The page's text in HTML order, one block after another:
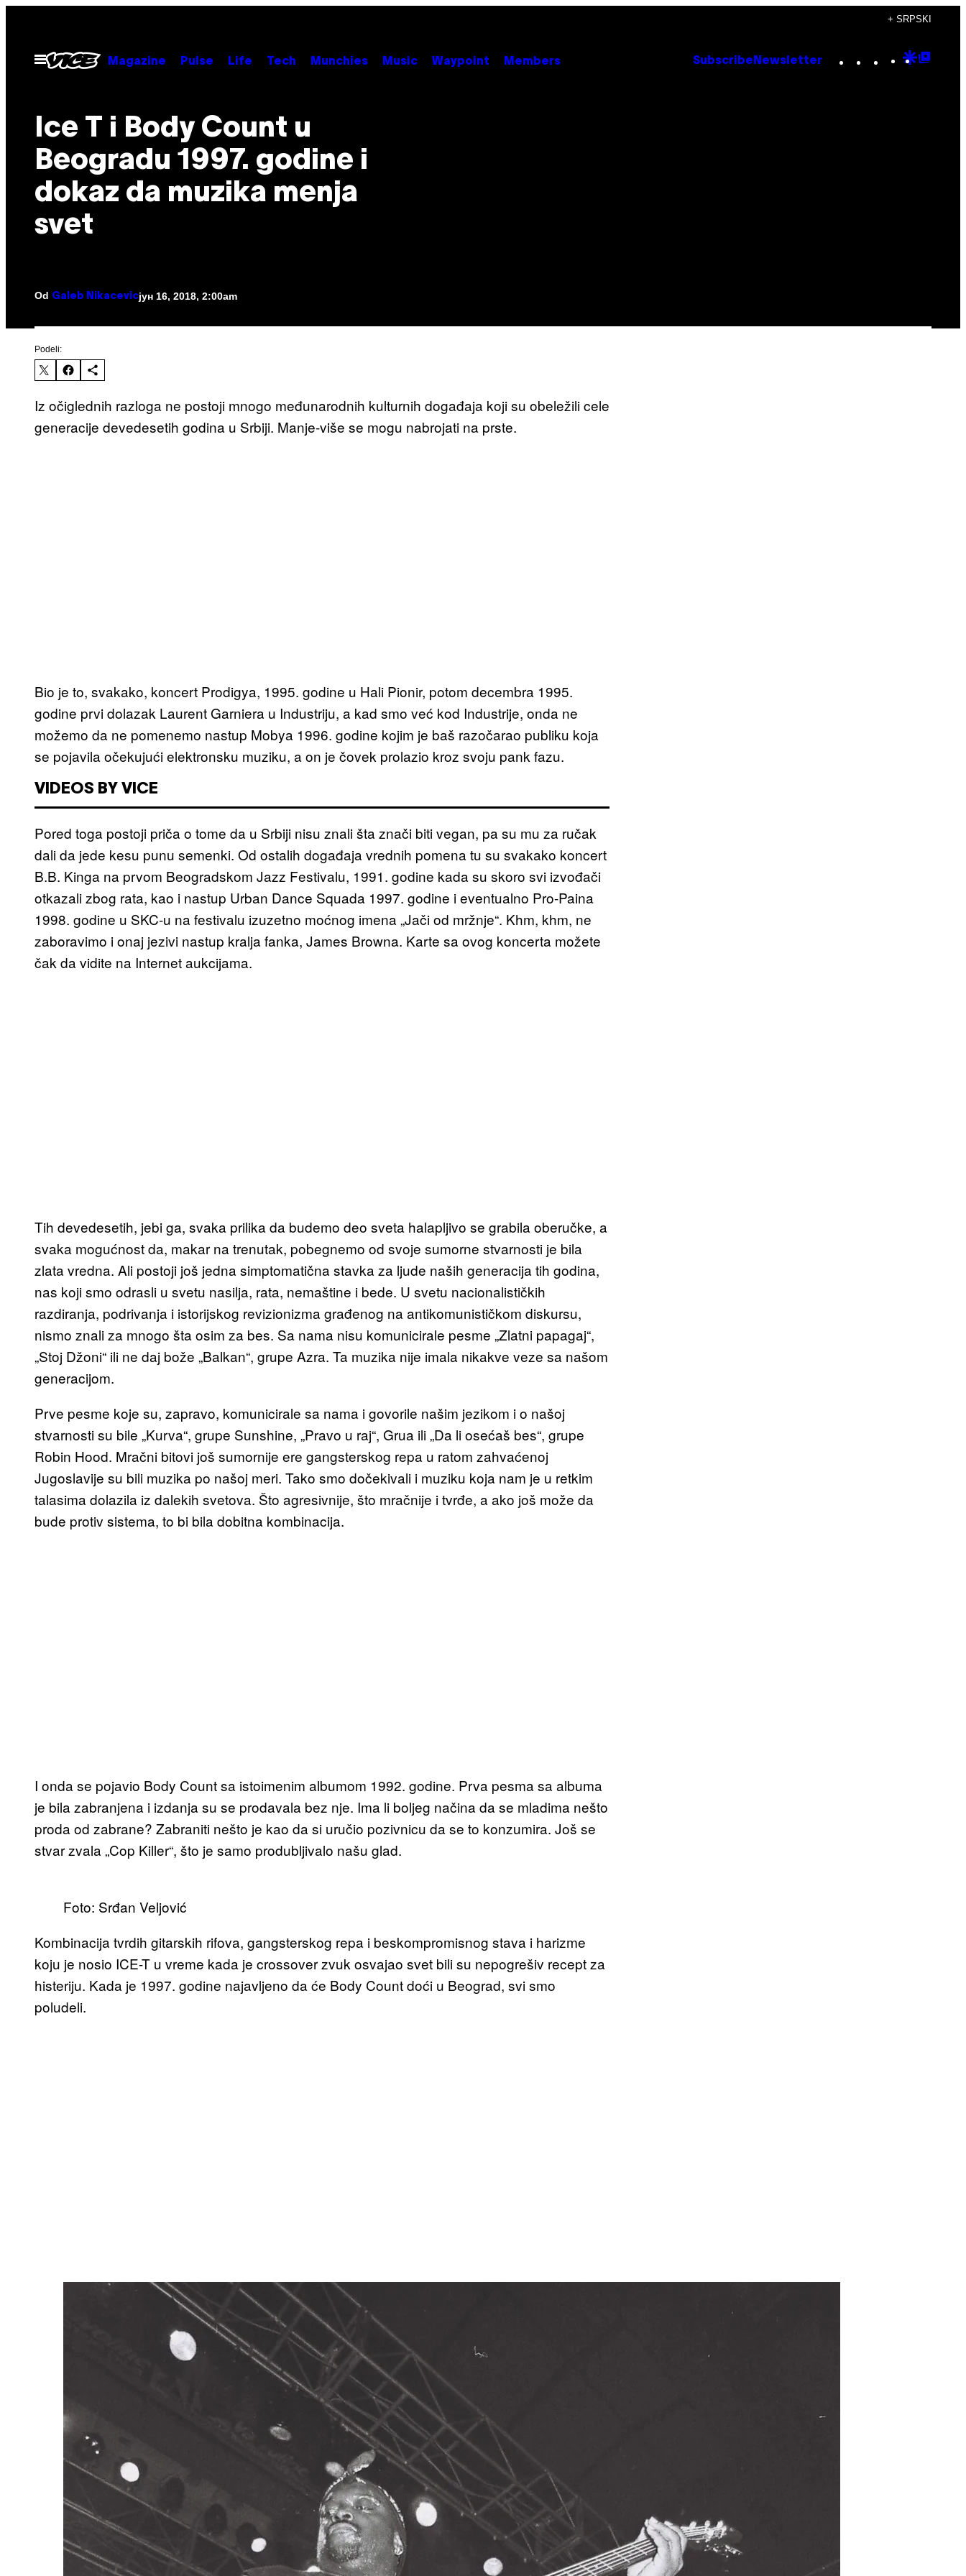
садржај
+ SRPSKI
Otvori
Meni
Magazine Pulse Life Tech Munchies Music Waypoint Members Subscribe Newsletter Instagram
TikTok
YouTube
Google
Ice T i Body Count u
Beogradu 1997. godine i
dokaz da muzika menja
svet
Od Galeb Nikacevicјун 16, 2018, 2:00am
Podeli:
Iz očiglednih razloga ne postoji mnogo međunarodnih kulturnih događaja koji su obeležili cele
generacije devedesetih godina u Srbiji. Manje-više se mogu nabrojati na prste.
Bio je to, svakako, koncert Prodigya, 1995. godine u Hali Pionir, potom decembra 1995.
godine prvi dolazak Laurent Garniera u Industriju, a kad smo već kod Industrije, onda ne
možemo da ne pomenemo nastup Mobya 1996. godine kojim je baš razočarao publiku koja
se pojavila očekujući elektronsku muziku, a on je čovek prolazio kroz svoju pank fazu.
VIDEOS BY VICE
Pored toga postoji priča o tome da u Srbiji nisu znali šta znači biti vegan, pa su mu za ručak
dali da jede kesu punu semenki. Od ostalih događaja vrednih pomena tu su svakako koncert
B.B. Kinga na prvom Beogradskom Jazz Festivalu, 1991. godine kada su skoro svi izvođači
otkazali zbog rata, kao i nastup Urban Dance Squada 1997. godine i eventualno Pro-Paina
1998. godine u SKC-u na festivalu izuzetno moćnog imena „Jači od mržnje“. Khm, khm, ne
zaboravimo i onaj jezivi nastup kralja fanka, James Browna. Karte sa ovog koncerta možete
čak da vidite na Internet aukcijama.
Tih devedesetih, jebi ga, svaka prilika da budemo deo sveta halapljivo se grabila oberučke, a
svaka mogućnost da, makar na trenutak, pobegnemo od svoje sumorne stvarnosti je bila
zlata vredna. Ali postoji još jedna simptomatična stavka za ljude naših generacija tih godina,
nas koji smo odrasli u svetu nasilja, rata, nemaštine i bede. U svetu nacionalističkih
razdiranja, podrivanja i istorijskog revizionizma građenog na antikomunističkom diskursu,
nismo znali za mnogo šta osim za bes. Sa nama nisu komunicirale pesme „Zlatni papagaj“,
„Stoj Džoni“ ili ne daj bože „Balkan“, grupe Azra. Ta muzika nije imala nikakve veze sa našom
generacijom.
Prve pesme koje su, zapravo, komunicirale sa nama i govorile našim jezikom i o našoj
stvarnosti su bile „Kurva“, grupe Sunshine, „Pravo u raj“, Grua ili „Da li osećaš bes“, grupe
Robin Hood. Mračni bitovi još sumornije ere gangsterskog repa u ratom zahvaćenoj
Jugoslavije su bili muzika po našoj meri. Tako smo dočekivali i muziku koja nam je u retkim
talasima dolazila iz dalekih svetova. Što agresivnije, što mračnije i tvrđe, a ako još može da
bude protiv sistema, to bi bila dobitna kombinacija.
I onda se pojavio Body Count sa istoimenim albumom 1992. godine. Prva pesma sa albuma
je bila zabranjena i izdanja su se prodavala bez nje. Ima li boljeg načina da se mladima nešto
proda od zabrane? Zabraniti nešto je kao da si uručio pozivnicu da se to konzumira. Još se
stvar zvala „Cop Killer“, što je samo produbljivalo našu glad.
Foto: Srđan Veljović
Kombinacija tvrdih gitarskih rifova, gangsterskog repa i beskompromisnog stava i harizme
koju je nosio ICE-T u vreme kada je crossover zvuk osvajao svet bili su nepogrešiv recept za
histeriju. Kada je 1997. godine najavljeno da će Body Count doći u Beograd, svi smo
poludeli.